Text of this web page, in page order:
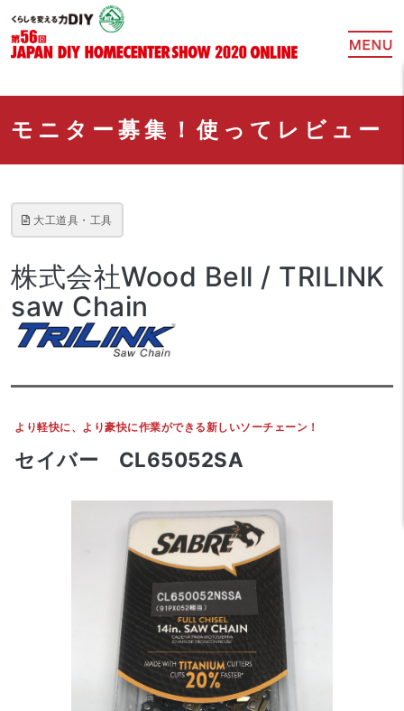
モニター募集！使ってレビュー
大工道具・工具
株式会社Wood Bell / TRILINK
saw Chain
より軽快に、より豪快に作業ができる新しいソーチェーン！
セイバー CL65052SA